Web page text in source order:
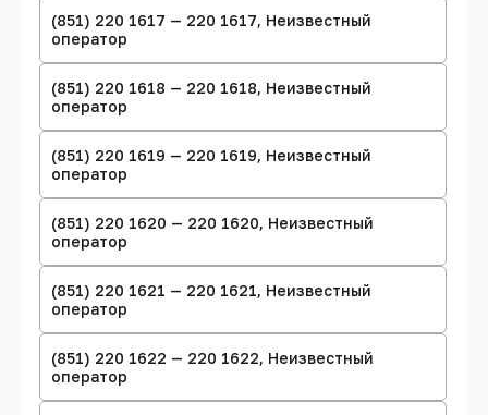
(851) 220 1617 — 220 1617, Неизвестный
оператор
(851) 220 1618 — 220 1618, Неизвестный
оператор
(851) 220 1619 — 220 1619, Неизвестный
оператор
(851) 220 1620 — 220 1620, Неизвестный
оператор
(851) 220 1621 — 220 1621, Неизвестный
оператор
(851) 220 1622 — 220 1622, Неизвестный
оператор